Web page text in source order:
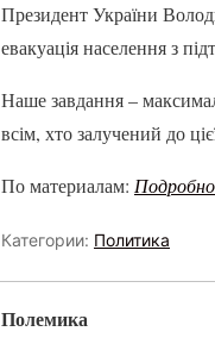
Президент України
евакуація населення з
Наше завдання –
всім, хто залучений до
По материалам:
Категории: Политика
Полемика